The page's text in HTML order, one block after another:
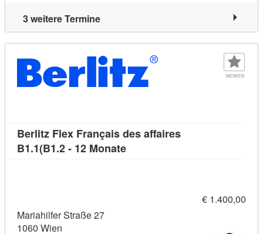
3 weitere Termine
MERKEN
Berlitz Flex Français des affaires
B1.1(B1.2 - 12 MonateKursdetail: Berlitz Flex
€ 1.400,00
Mariahilfer Straße 27
1060 Wien